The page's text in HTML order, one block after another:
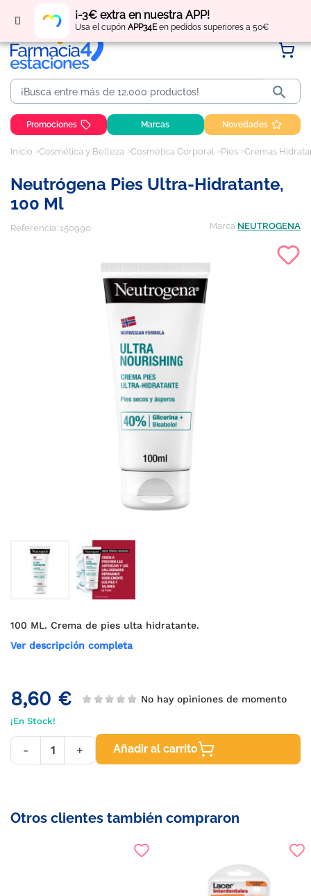
¡-3€ extra en nuestra APP!
Usa el cupón APP34Een pedidos superiores a 50€
Regístratey obtén puntos por tus compras

Promociones Marcas Novedades
Inicio Cosmética y Belleza Cosmética Corporal Pies Cremas
Neutrógena Pies Ultra-Hidratante,
100 Ml
Referencia: 150990 Marca NEUTROGENA
100 ML. Crema de pies ulta hidratante.
Ver descripción completa
8,60 € No hay opiniones de momento
¡En Stock!
- + Añadir al carrito
Otros clientes también compraron